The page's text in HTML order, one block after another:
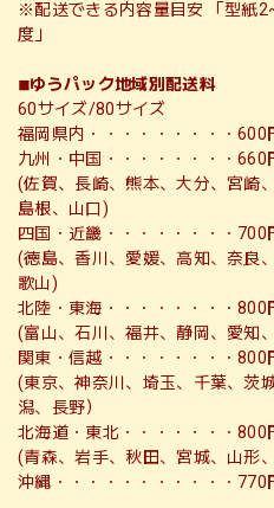
※配送できる内容量目安 「型紙
度」
◾︎ゆうパック地域別配送料
60サイズ/80サイズ
福岡県内・・・・・・・・・600
九州・中国・・・・・・・・660
(佐賀、長崎、熊本、大分、宮崎
島根、山口)
四国・近畿・・・・・・・・700
(徳島、香川、愛媛、高知、奈良
歌山)
北陸・東海・・・・・・・・800
(富山、石川、福井、静岡、愛知
関東・信越・・・・・・・・800
(東京、神奈川、埼玉、千葉、茨
潟、長野）
北海道・東北・・・・・・・800
(青森、岩手、秋田、宮城、山形
沖縄・・・・・・・・・・・770